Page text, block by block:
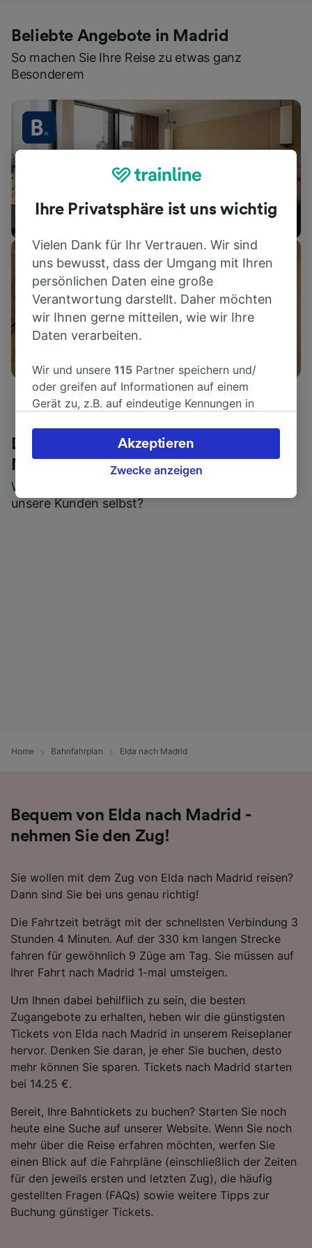
Beliebte Angebote in Madrid
So machen Sie Ihre Reise zu etwas ganz
Besonderem
Unterkünfte
Die ehrliche Meinung von Trainline-
Nutzern
Wer könnte Ihnen besseres Feedback geben als
unsere Kunden selbst?
Home Bahnfahrplan Elda nach Madrid
Bequem von Elda nach Madrid -
nehmen Sie den Zug!
Sie wollen mit dem Zug von Elda nach Madrid reisen?
Dann sind Sie bei uns genau richtig!
Die Fahrtzeit beträgt mit der schnellsten Verbindung 3
Stunden 4 Minuten. Auf der 330 km langen Strecke
fahren für gewöhnlich 9 Züge am Tag. Sie müssen auf
Ihrer Fahrt nach Madrid 1-mal umsteigen.
Um Ihnen dabei behilflich zu sein, die besten
Zugangebote zu erhalten, heben wir die günstigsten
Tickets von Elda nach Madrid in unserem Reiseplaner
hervor. Denken Sie daran, je eher Sie buchen, desto
mehr können Sie sparen. Tickets nach Madrid starten
bei 14.25 €.
Bereit, Ihre Bahntickets zu buchen? Starten Sie noch
heute eine Suche auf unserer Website. Wenn Sie noch
mehr über die Reise erfahren möchten, werfen Sie
einen Blick auf die Fahrpläne (einschließlich der Zeiten
für den jeweils ersten und letzten Zug), die häufig
gestellten Fragen (FAQs) sowie weitere Tipps zur
Buchung günstiger Tickets.
Ihre Privatsphäre ist uns wichtig
Vielen Dank für Ihr Vertrauen. Wir sind
uns bewusst, dass der Umgang mit Ihren
persönlichen Daten eine große
Verantwortung darstellt. Daher möchten
wir Ihnen gerne mitteilen, wie wir Ihre
Daten verarbeiten.
Wir und unsere115 Partner speichern und/
oder greifen auf Informationen auf einem
Gerät zu, z.B. auf eindeutige Kennungen in
verarbeiten. Sie können Ihre Präferenzen
akzeptieren oder verwalten, einschließlich
Ihres Widerspruchsrechts bei berechtigtem
besuchen Sie jederzeit die Seite der
Inhalten, Zielgruppenforschung sowie
Entwicklung und Verbesserung von
Zwecke anzeigen
Akzeptieren